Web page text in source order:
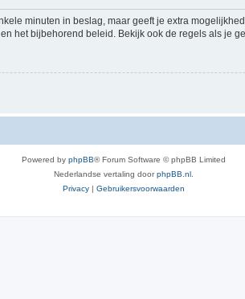
minuten in beslag, maar geeft je extra
het bijbehorend beleid. Bekijk ook de regels als je
Powered by phpBB® Forum Software © phpBB Limited
Nederlandse vertaling doorphpBB.nl
Privacy | Gebruikersvoorwaarden